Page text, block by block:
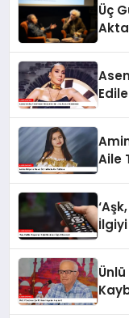
Üç
Aile